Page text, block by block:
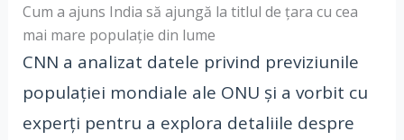
Cum a ajuns India să ajungă la titlul de țara cu cea
mai mare populație din lume
CNN a analizat datele privind previziunile
populației mondiale ale ONU și a vorbit cu
experți pentru a explora detaliile despre